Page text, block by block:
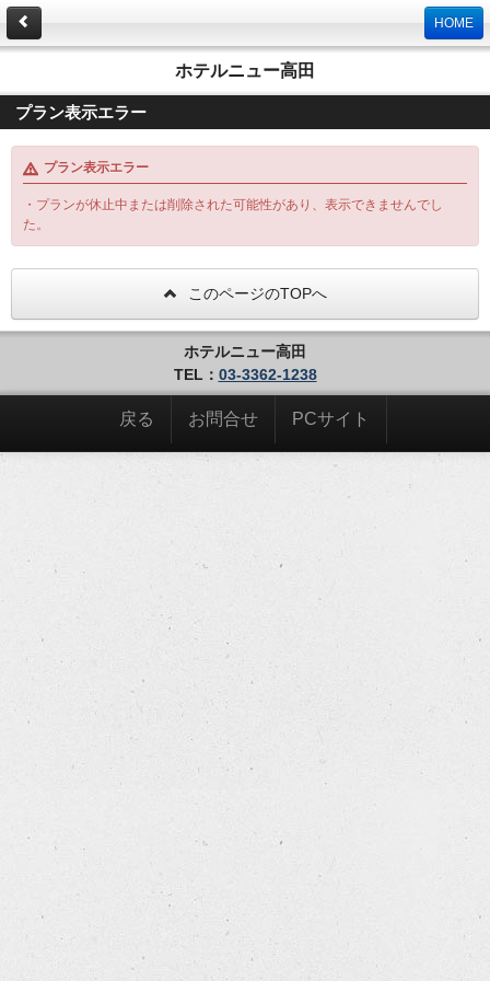
HOME
ホテルニュー高田
プラン表示エラー
プラン表示エラー
・プランが休止中または削除された可能性があり、表示できませんでし
た。
このページのTOPへ
ホテルニュー高田
TEL： 03-3362-1238
戻る お問合せ PCサイト